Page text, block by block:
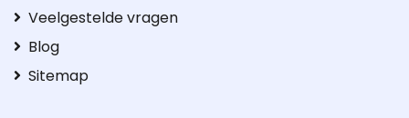
Veelgestelde vragen
Blog
Sitemap